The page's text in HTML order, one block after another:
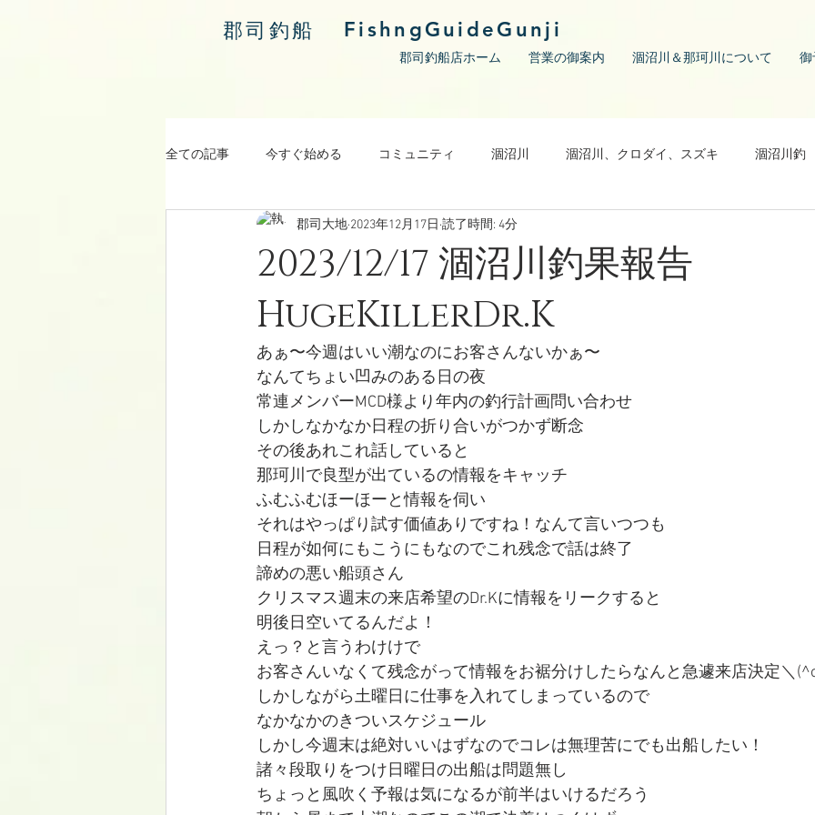
郡司釣船 FishngGuideGunji
郡司釣船店ホーム 営業の御案内 涸沼川＆那珂川について 御
全ての記事 今すぐ始める コミュニティ 涸沼川 涸沼川、クロダイ、スズキ 涸沼川釣
涸沼川釣果報告
2023/12/17 涸沼川釣果報告
HugeKillerDr.K
郡司大地 2023年12月17日 読了時間: 4分
あぁ〜今週はいい潮なのにお客さんないかぁ〜
なんてちょい凹みのある日の夜
常連メンバーMCD様より年内の釣行計画問い合わせ
しかしなかなか日程の折り合いがつかず断念
その後あれこれ話していると
那珂川で良型が出ているの情報をキャッチ
ふむふむほーほーと情報を伺い
それはやっぱり試す価値ありですね！なんて言いつつも
日程が如何にもこうにもなのでこれ残念で話は終了
諦めの悪い船頭さん
クリスマス週末の来店希望のDr.Kに情報をリークすると
明後日空いてるんだよ！
えっ？と言うわけけで
お客さんいなくて残念がって情報をお裾分けしたらなんと急遽来店決定＼
しかしながら土曜日に仕事を入れてしまっているので
なかなかのきついスケジュール
しかし今週末は絶対いいはずなのでコレは無理苦にでも出船したい！
諸々段取りをつけ日曜日の出船は問題無し
ちょっと風吹く予報は気になるが前半はいけるだろう